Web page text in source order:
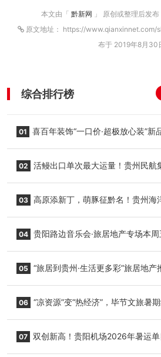
本文由「 黔新网 」 原创或整理后发布
原文地址： https://www.qianxinnet.com/
布于 2019年8月30
综合排行榜
01 喜百年装饰“一口价·超极放心装”新
02 活鳗出口单次最大运量！贵州民航
03 高原添新丁，萌豚征黔名！贵州海
04 贵阳路边音乐会·旅居地产专场本
05 “旅居到贵州·生活更多彩”旅居地
06 “凉资源”变“热经济”，毕节文旅暑
07 双创新高！贵阳机场2026年暑运